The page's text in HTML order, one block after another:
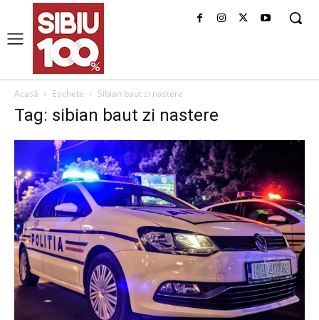
Acasă Etichete Sibian baut zi nastere
Tag: sibian baut zi nastere